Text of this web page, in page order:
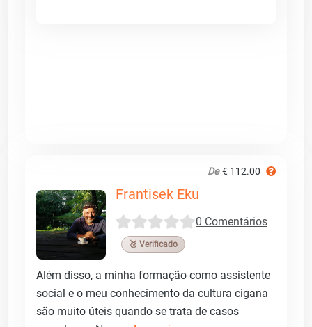
De € 112.00
Frantisek Eku
0 Comentários
🥉 Verificado
Além disso, a minha formação como assistente
social e o meu conhecimento da cultura cigana
são muito úteis quando se trata de casos